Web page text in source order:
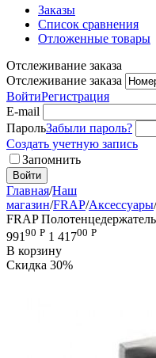
Заказы
Список сравнения
Отложенные товары
Отслеживание заказа
Отслеживание заказа
ВойтиРегистрация
E-mail
ПарольЗабыли пароль?
Создать учетную запись
Запомнить
Войти
Главная/Наш
магазин/FRAP/Аксессуары/
FRAP
991 90 Р 1 41700 Р
В корзину
Скидка 30%